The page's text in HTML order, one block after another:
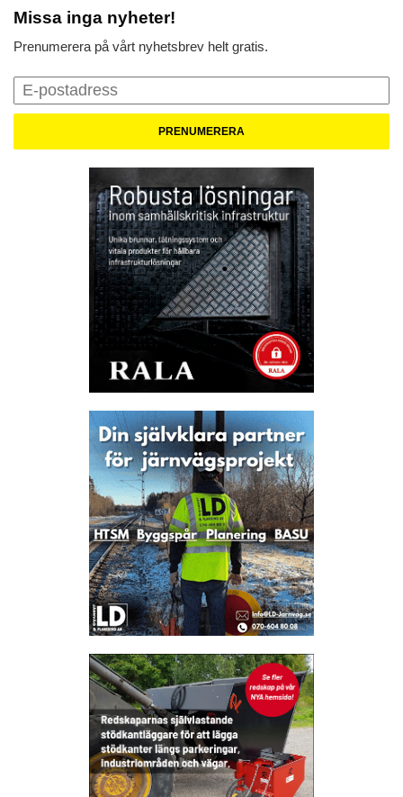
Missa inga nyheter!
Prenumerera på vårt nyhetsbrev helt gratis.